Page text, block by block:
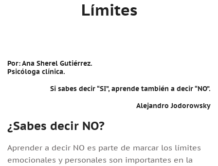
Límites
Por: Ana Sherel Gutiérrez.
Psicóloga clínica.
Si sabes decir “SI”, aprende también a decir “NO”.
Alejandro Jodorowsky
¿Sabes decir NO?
Aprender a decir NO es parte de marcar los límites
emocionales y personales son importantes en la